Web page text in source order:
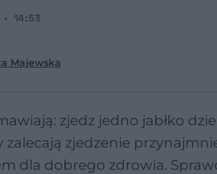
Majewska
14:53
zjedz jedno jabłko
zalecają zjedzenie
dla dobrego zdrowia.